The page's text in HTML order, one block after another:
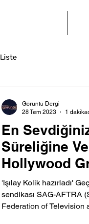
Liste
En
Süreliğine
Hollywood
'Işılay Kolik hazırladı'
sendikası SAG-AFTRA
Federation of Television
Görüntü Dergi
28 Tem 2023
1